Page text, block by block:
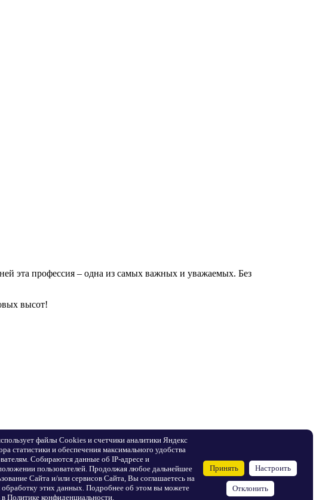
эта профессия – одна из самых важных и уважаемых. Без
высот!
файлы Сookies и счетчики аналитики Яндекс
статистики и обеспечения максимального удобства
Собираются данные об IP-адресе и
пользователей. Продолжая любое дальнейшее
Сайта и/или сервисов Сайта, Вы соглашаетесь на
обработку этих данных. Подробнее об этом вы можете
вПолитике конфиденциальности
Принять Настроить
Отклонить